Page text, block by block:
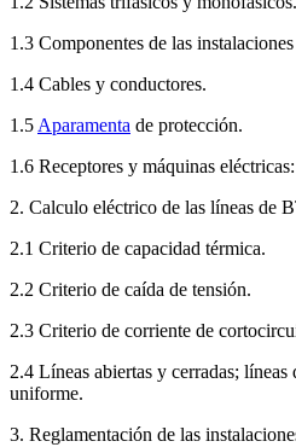
1.3 Componentes de las
1.4 Cables y conductores.
1.5 Aparamenta de protección.
1.6 Receptores y máquinas
2. Calculo eléctrico de las líneas de
2.1 Criterio de capacidad térmica.
2.2 Criterio de caída de tensión.
2.3 Criterio de corriente de
2.4 Líneas abiertas y cerradas;
uniforme.
3. Reglamentación de las